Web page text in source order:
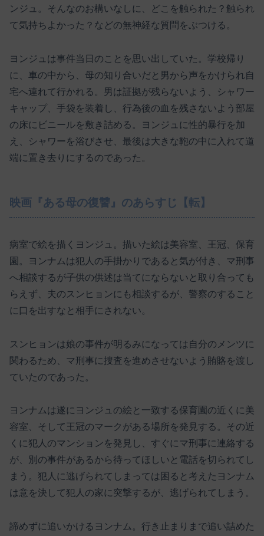
ンジュ。そんなのお構いなしに、どこを触られた？触られ
て気持ちよかった？などの無神経な質問をぶつける。
ヨンジュは事件当日のことを思い出していた。学校帰り
に、車の中から、母の知り合いだと男から声をかけられ自
宅へ連れて行かれる。男は証拠が残らないよう、シャワー
キャップ、手袋を装着し、行為後の血を残さないよう部屋
の床にビニールを敷き詰める。ヨンジュに性的暴行を加
え、シャワーを浴びさせ、最後は大きな鞄の中に入れて道
端に置き去りにするのであった。
映画『ある母の復讐』のあらすじ【転】
病室で絵を描くヨンジュ。描いた絵は美容室、王冠、保育
園。ヨンナムは犯人の手掛かりであると気が付き、マ刑事
へ相談するが子供の供述は当てにならないと取り合っても
らえず、夫のスンヒョンにも相談するが、警察のすること
に口を出すなと相手にされない。
スンヒョンは娘の事件が明るみになっては自分のメンツに
関わるため、マ刑事に捜査を進めさせないよう賄賂を渡し
ていたのであった。
ヨンナムは遂にヨンジュの絵と一致する保育園の近くに美
容室、そして王冠のマークがある場所を発見する。その近
くに犯人のマンションを発見し、すぐにマ刑事に連絡する
が、別の事件があるから待ってほしいと電話を切られてし
まう。犯人に逃げられてしまっては困ると考えたヨンナム
は意を決して犯人の家に突撃するが、逃げられてしまう。
諦めずに追いかけるヨンナム。行き止まりまで追い詰めた